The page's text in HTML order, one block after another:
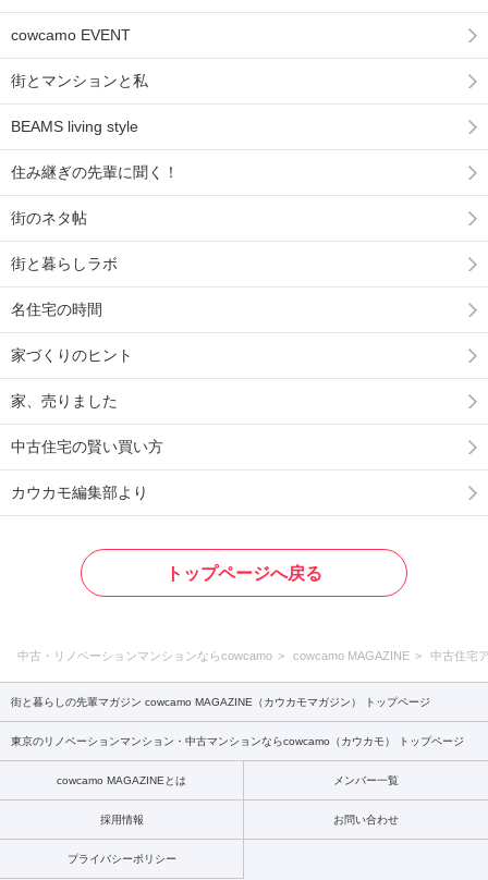
cowcamo EVENT
街とマンションと私
BEAMS living style
住み継ぎの先輩に聞く！
街のネタ帖
街と暮らしラボ
名住宅の時間
家づくりのヒント
家、売りました
中古住宅の賢い買い方
カウカモ編集部より
トップページへ戻る
中古・リノベーションマンションならcowcamo cowcamo MAGAZINE 中古住宅
街と暮らしの先輩マガジン cowcamo MAGAZINE（カウカモマガジン） トップページ
東京のリノベーションマンション・中古マンションならcowcamo（カウカモ） トップページ
cowcamo MAGAZINEとは メンバー一覧
採用情報 お問い合わせ
プライバシーポリシー